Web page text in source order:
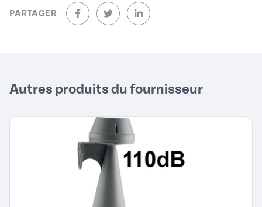
PARTAGER
sur Facebook (nouvelle fenêtre)
sur Twitter (nouvelle fenêtre)
sur Linkedin (nouvelle fenêtre)
Autres produits du fournisseur